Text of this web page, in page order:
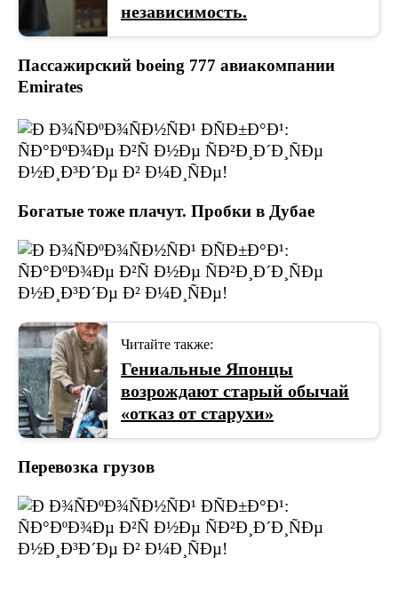
независимость.
Пассажирский boeing 777 авиакомпании
Emirates
Богатые тоже плачут. Пробки в Дубае
Читайте также:
Гениальные Японцы
возрождают старый обычай
«отказ от старухи»
Перевозка грузов